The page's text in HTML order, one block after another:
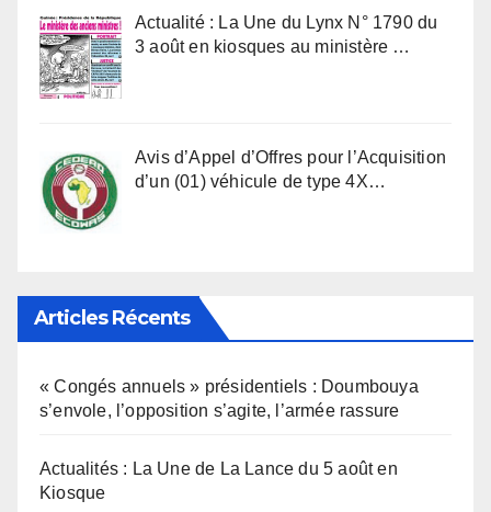
Actualité : La Une du Lynx N° 1790 du
3 août en kiosques au ministère …
Avis d’Appel d’Offres pour l’Acquisition
d’un (01) véhicule de type 4X…
Articles Récents
« Congés annuels » présidentiels : Doumbouya
s’envole, l’opposition s’agite, l’armée rassure
Actualités : La Une de La Lance du 5 août en
Kiosque